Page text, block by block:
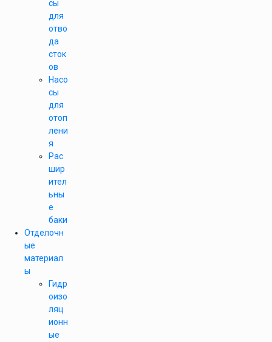
сы
для
отво
да
сток
ов
Насо
сы
для
отоп
лени
я
Рас
шир
ител
ьны
е
баки
Отделочн
ые
материал
ы
Гидр
оизо
ляц
ионн
ые